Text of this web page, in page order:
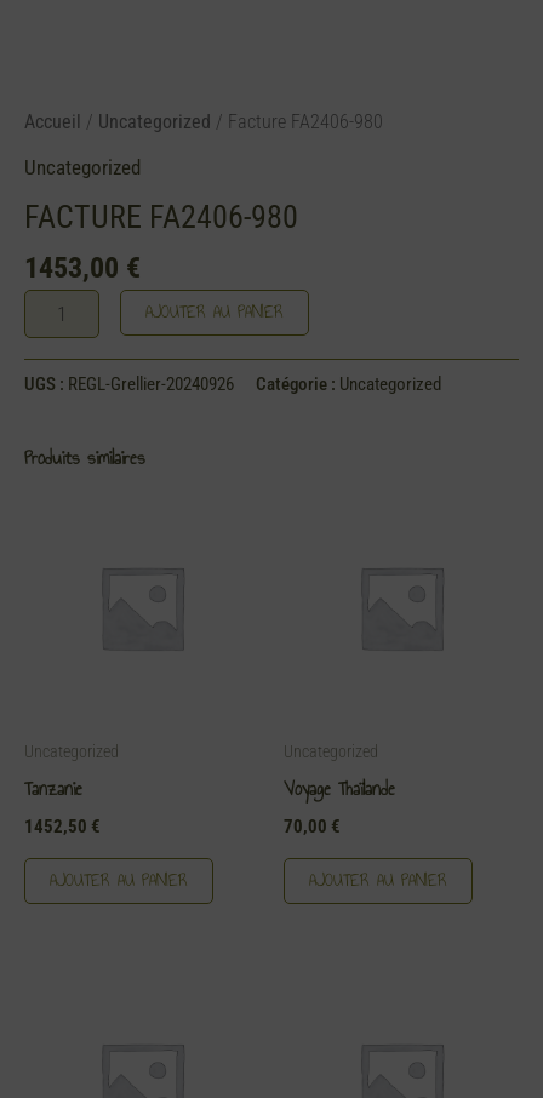
Accueil / Uncategorized / Facture FA2406-980
Uncategorized
FACTURE FA2406-980
1453,00 €
AJOUTER AU PANIER
UGS : REGL-Grellier-20240926 Catégorie : Uncategorized
Produits similaires
Uncategorized
Tanzanie
1452,50 €
AJOUTER AU PANIER
Uncategorized
Voyage Thaïlande
70,00 €
AJOUTER AU PANIER